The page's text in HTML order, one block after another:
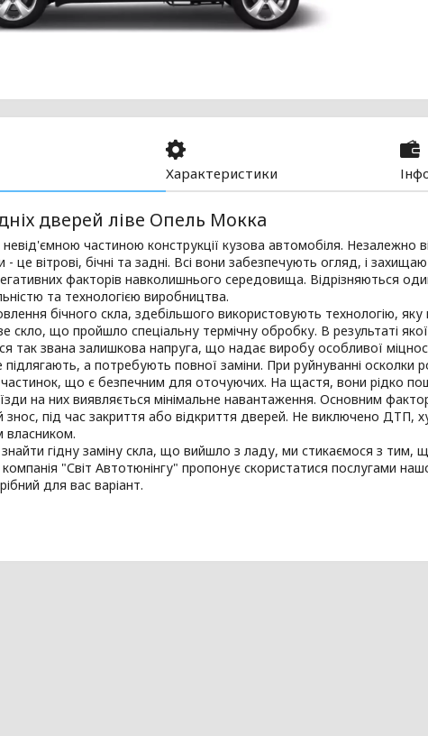
Характеристики
дверей ліве Опель Мокка
частиною конструкції кузова автомобіля. Незалежно
- це вітрові, бічні та задні. Всі вони забезпечують огляд, і
факторів навколишнього середовища. Відрізняються
та технологією виробництва.
бічного скла, здебільшого використовують технологію, яку
скло, що пройшло спеціальну термічну обробку. В результаті
так звана залишкова напруга, що надає виробу особливої
а потребують повної заміни. При руйнуванні осколки
частинок, що є безпечним для оточуючих. На щастя, вони рідко
їзди на них виявляється мінімальне навантаження. Основним
знос, під час закриття або відкриття дверей. Не виключено ДТП,
власником.
знайти гідну заміну скла, що вийшло з ладу, ми стикаємося з
"Світ Автотюнінгу" пропонує скористатися послугами
для вас варіант.